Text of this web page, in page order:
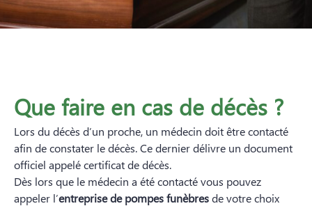
Que faire en cas de décès ?
Lors du décès d’un proche, un médecin doit être contacté
afin de constater le décès. Ce dernier délivre un document
officiel appelé certificat de décès.
Dès lors que le médecin a été contacté vous pouvez
appeler l’entreprise de pompes funèbresde votre choix